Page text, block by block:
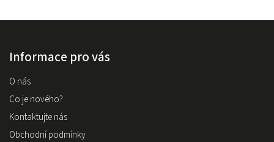
Informace pro vás
O nás
Co je nového?
Kontaktujte nás
Obchodní podmínky